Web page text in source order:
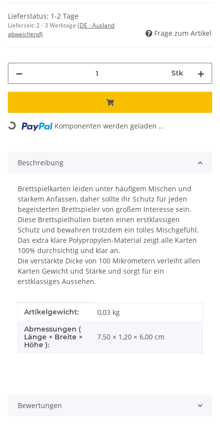
Lieferstatus: 1-2 Tage
Lieferzeit:2 - 3 Werktage (DE - Ausland
abweichend)
Frage zum Artikel
Stk
Loading... Komponenten werden geladen ...
Beschreibung
Brettspielkarten leiden unter häufigem Mischen und
starkem Anfassen, daher sollte ihr Schutz für jeden
begeisterten Brettspieler von großem Interesse sein.
Diese Brettspielhüllen bieten einen erstklassigen
Schutz und bewahren trotzdem ein tolles Mischgefühl.
Das extra klare Polypropylen-Material zeigt alle Karten
100% durchsichtig und klar an.
Die verstärkte Dicke von 100 Mikrometern verleiht allen
Karten Gewicht und Stärke und sorgt für ein
erstklassiges Aussehen.
Produkteigenschaft
Wert
Artikelgewicht: 0,03 kg
Abmessungen (
Länge × Breite ×
Höhe ):
7,50 × 1,20 × 6,00 cm
Bewertungen